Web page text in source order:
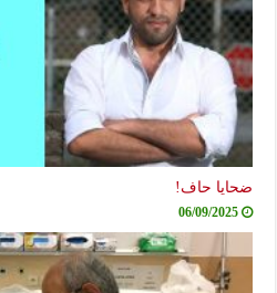
ضحايا حاف!
06/09/2025